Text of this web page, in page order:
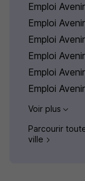
Emploi
Emploi
Emploi
Emploi
Emploi
Emploi
Voir plus
Parcourir
ville